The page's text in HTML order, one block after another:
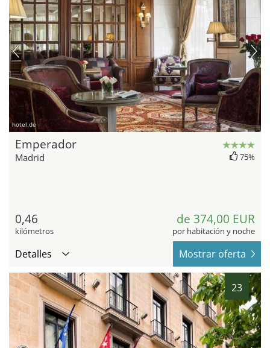
hotel.de
Emperador
Madrid 75%
0,46
kilómetros
de 374,00 EUR
por habitación y noche
Detalles Mostrar oferta
23